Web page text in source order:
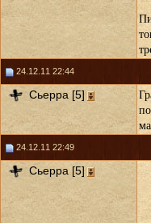
24.12.11 22:44
Сьерра [5]
24.12.11 22:49
Сьерра [5]